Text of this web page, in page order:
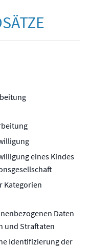
eines Kindes
Kategorien
Daten
und Straftaten
Identifizierung der